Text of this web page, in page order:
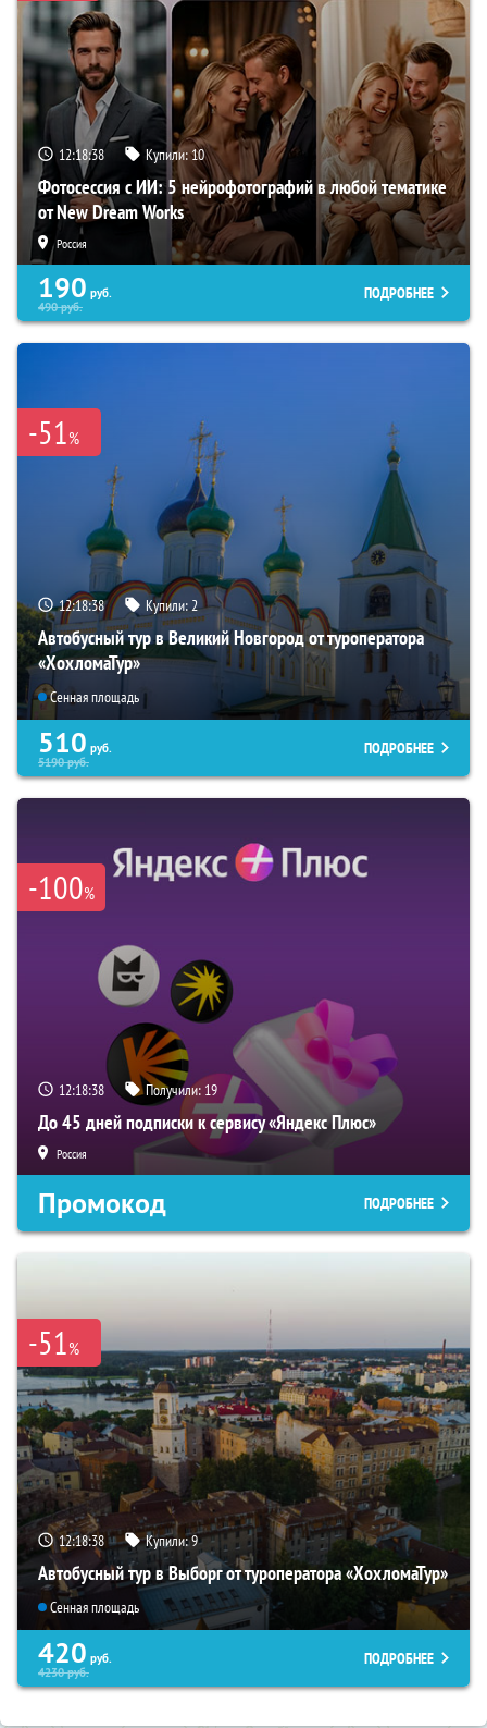
12:18:37 Купили:10
Фотосессия с ИИ: 5 нейрофотографий в любой тематике
от New Dream Works
Россия
190 руб.
490руб.
ПОДРОБНЕЕ
-51%
12:18:37 Купили:2
Автобусный тур в Великий Новгород от туроператора
«ХохломаТур»
Сенная площадь
510 руб.
5190руб.
ПОДРОБНЕЕ
-100%
12:18:37 Получили: 19
До 45 дней подписки к сервису «Яндекс Плюс»
Россия
Промокод ПОДРОБНЕЕ
-51%
12:18:37 Купили:9
Автобусный тур в Выборг от туроператора «ХохломаТур»
Сенная площадь
420 руб.
4230руб.
ПОДРОБНЕЕ